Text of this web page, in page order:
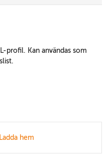
profil. Kan användas som
Ladda hem